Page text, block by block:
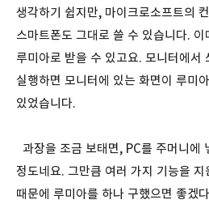
생각하기 쉽지만, 마이크로소프트의
스마트폰도 그대로 쓸 수 있습니다.
루미아로 받을 수 있고요. 모니터에서
실행하면 모니터에 있는 화면이 루미
있었습니다.
과장을 조금 보태면, PC를 주머니에
정도네요. 그만큼 여러 가지 기능을
때문에 루미아를 하나 구했으면 좋겠